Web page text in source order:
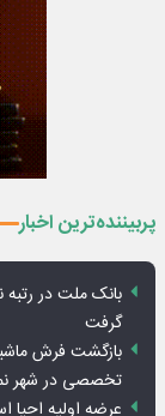
پربیننده‌ترین اخبار
بانک ملت در
گرفت
بازگشت فرش
تخصصی در شهر
عرضه اولیه احیا